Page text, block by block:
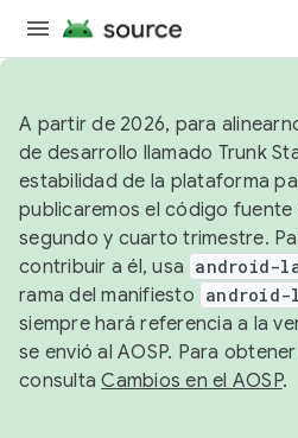
A partir de 2026, para
de desarrollo llamado Trunk
estabilidad de la plataforma
publicaremos el código fuente
segundo y cuarto trimestre.
contribuir a él, usa android-
rama del manifiesto
siempre hará referencia a la
se envió al AOSP. Para
consultaCambios en el AOSP.